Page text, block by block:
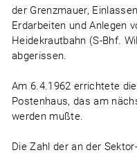
der Grenzmauer,
Erdarbeiten und Anlegen
Heidekrautbahn (S-Bhf.
abgerissen.
Am 6.4.1962 errichtete
Postenhaus, das am
werden mußte.
Die Zahl der an der